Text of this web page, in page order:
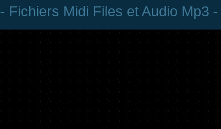
- Fichiers Midi Files et Audio Mp3